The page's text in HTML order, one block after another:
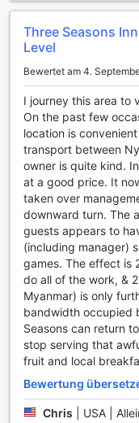
Bestandteil Ihres
auch Abenteuer
Bequeme
Spa
Das Three Seasons
bietet seinen Gästen
Annehmlichkeiten,
unvergesslichen
Komfort von
den öffentlichen
Freunden und
Reisepläne bequem
es eilig haben, steht
zur Verfügung, um
reibungslos wie
Zusätzlich sorgt der
Wünsche erfüllt
Ausflügen oder bei
Restaurants. Ein
Trockenreinigung, ist
um nichts kümmern
sind. Für
Raucherzone sowie
Three Seasons
Level
Bewertet am 4.
I journey this area to
On the past few
location is
transport between
owner is quite kind.
at a good price. It
taken over
downward turn. The
guests appears to
(including manager)
games. The effect is
do all of the work, &
Myanmar) is only
bandwidth occupied
Seasons can return
stop serving that
fruit and local
Bewertung
Chris USA |